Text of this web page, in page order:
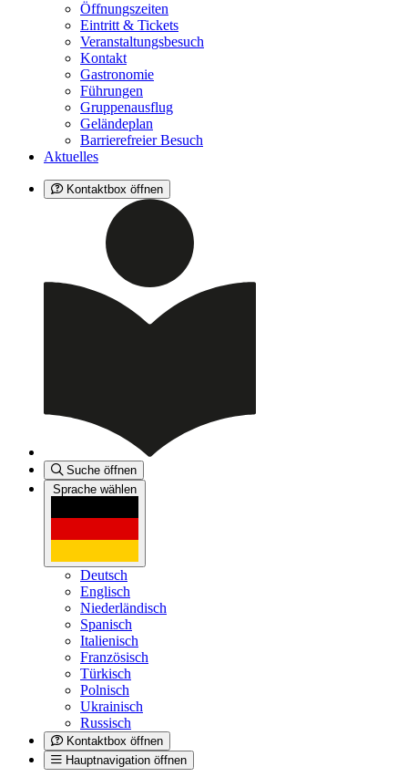
Öffnungszeiten
Eintritt & Tickets
Veranstaltungsbesuch
Kontakt
Gastronomie
Führungen
Gruppenausflug
Geländeplan
Barrierefreier Besuch
Aktuelles
Kontaktbox öffnen
Suche öffnen
Sprache wählen
Deutsch
Englisch
Niederländisch
Spanisch
Italienisch
Französisch
Türkisch
Polnisch
Ukrainisch
Russisch
Kontaktbox öffnen
Hauptnavigation öffnen